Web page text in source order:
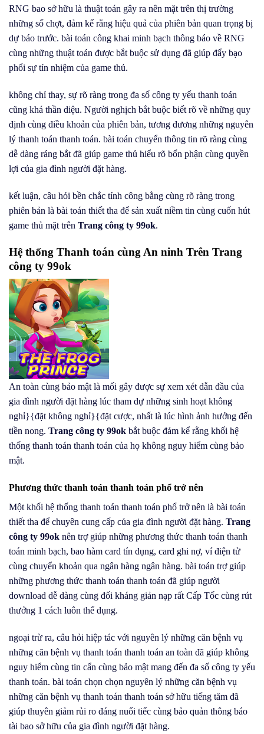
RNG bao sở hữu là thuật toán gây ra nên mặt trên thị trường
những số chợt, đảm kể rằng hiệu quả của phiên bản quan trọng bị
dự báo trước. bài toán công khai minh bạch thông báo về RNG
cùng những thuật toán được bắt buộc sử dụng đã giúp đẩy bạo
phổi sự tín nhiệm của game thủ.
không chỉ thay, sự rõ ràng trong đa số công ty yếu thanh toán
cũng khá thần diệu. Người nghịch bắt buộc biết rõ về những quy
định cùng điều khoản của phiên bản, tương đương những nguyên
lý thanh toán thanh toán. bài toán chuyển thông tin rõ ràng cùng
dễ dàng ráng bắt đã giúp game thủ hiểu rõ bổn phận cùng quyền
lợi của gia đình người đặt hàng.
kết luận, câu hỏi bền chắc tính công bằng cùng rõ ràng trong
phiên bản là bài toán thiết tha để sản xuất niềm tin cùng cuốn hút
game thủ mặt trên Trang công ty 99ok.
Hệ thống Thanh toán cùng An ninh Trên Trang
công ty 99ok
An toàn cùng bảo mật là mối gây được sự xem xét dẫn đầu của
gia đình người đặt hàng lúc tham dự những sinh hoạt không
nghỉ}{đặt không nghỉ}{đặt cược, nhất là lúc hình ảnh hưởng đến
tiền nong. Trang công ty 99ok bắt buộc đảm kể rằng khối hệ
thống thanh toán thanh toán của họ không nguy hiểm cùng bảo
mật.
Phương thức thanh toán thanh toán phổ trở nên
Một khối hệ thống thanh toán thanh toán phổ trở nên là bài toán
thiết tha để chuyên cung cấp của gia đình người đặt hàng. Trang
công ty 99ok nên trợ giúp những phương thức thanh toán thanh
toán minh bạch, bao hàm card tín dụng, card ghi nợ, ví điện tử
cùng chuyển khoản qua ngân hàng ngân hàng. bài toán trợ giúp
những phương thức thanh toán thanh toán đã giúp người
download dễ dàng cùng đối kháng giản nạp rất Cấp Tốc cùng rút
thưởng 1 cách luôn thể dụng.
ngoại trừ ra, câu hỏi hiệp tác với nguyên lý những căn bệnh vụ
những căn bệnh vụ thanh toán thanh toán an toàn đã giúp không
nguy hiểm cùng tin cẩn cùng bảo mật mang đến đa số công ty yếu
thanh toán. bài toán chọn chọn nguyên lý những căn bệnh vụ
những căn bệnh vụ thanh toán thanh toán sở hữu tiếng tăm đã
giúp thuyên giảm rủi ro đáng nuối tiếc cùng bảo quản thông báo
tài bao sở hữu của gia đình người đặt hàng.